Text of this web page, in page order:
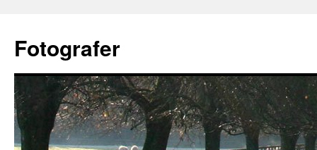
content
Fotografer